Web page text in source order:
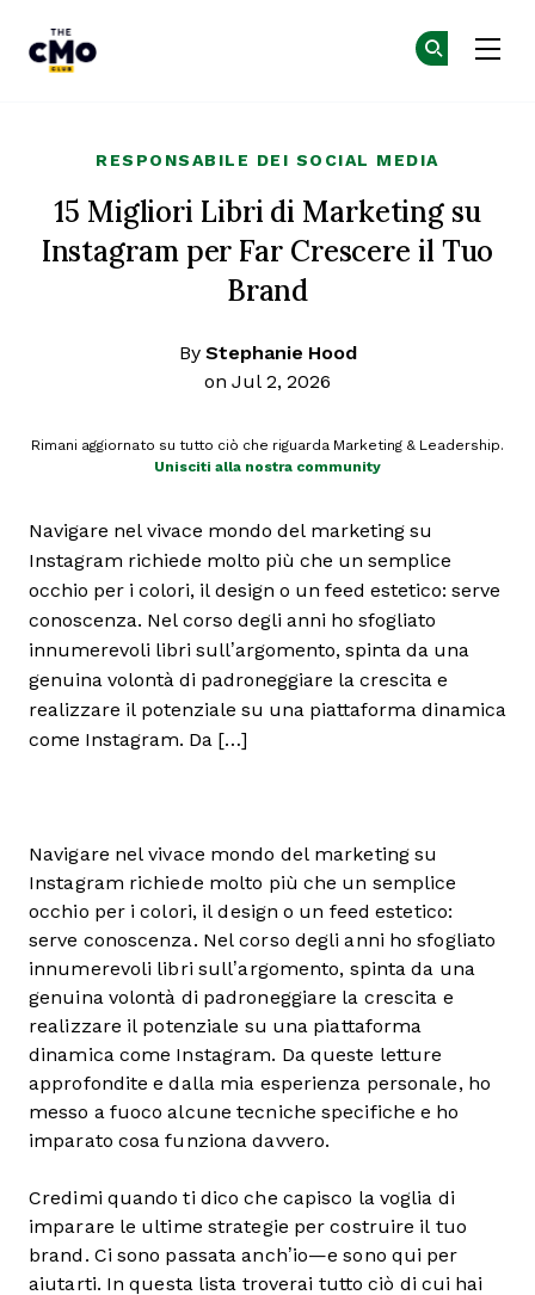
RESPONSABILE DEI SOCIAL MEDIA
15 Migliori Libri di Marketing su
Instagram per Far Crescere il Tuo
Brand
By Stephanie Hood
on Jul 2, 2026
Rimani aggiornato su tutto ciò che riguarda Marketing & Leadership.
Unisciti alla nostra community
Navigare nel vivace mondo del marketing su
Instagram richiede molto più che un semplice
occhio per i colori, il design o un feed estetico: serve
conoscenza. Nel corso degli anni ho sfogliato
innumerevoli libri sull’argomento, spinta da una
genuina volontà di padroneggiare la crescita e
realizzare il potenziale su una piattaforma dinamica
come Instagram. Da […]
Navigare nel vivace mondo del marketing su
Instagram richiede molto più che un semplice
occhio per i colori, il design o un feed estetico:
serve conoscenza. Nel corso degli anni ho sfogliato
innumerevoli libri sull’argomento, spinta da una
genuina volontà di padroneggiare la crescita e
realizzare il potenziale su una piattaforma
dinamica come Instagram. Da queste letture
approfondite e dalla mia esperienza personale, ho
messo a fuoco alcune tecniche specifiche e ho
imparato cosa funziona davvero.
Credimi quando ti dico che capisco la voglia di
imparare le ultime strategie per costruire il tuo
brand. Ci sono passata anch’io—e sono qui per
aiutarti. In questa lista troverai tutto ciò di cui hai